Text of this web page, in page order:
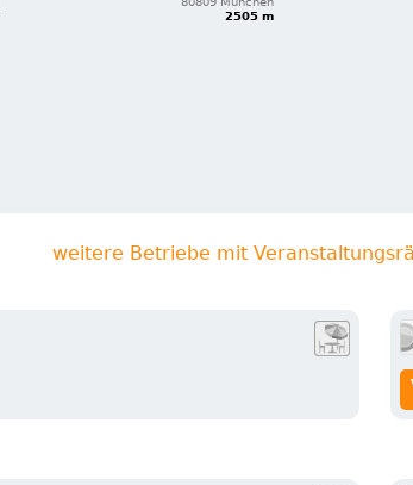
2505 m
weitere Betriebe mit